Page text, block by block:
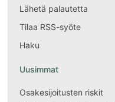
Lähetä palautetta
Tilaa RSS-syöte
Haku
Uusimmat
Osakesijoitusten riskit